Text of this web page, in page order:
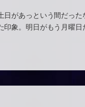
日があっという間だっ
印象。明日がもう月曜